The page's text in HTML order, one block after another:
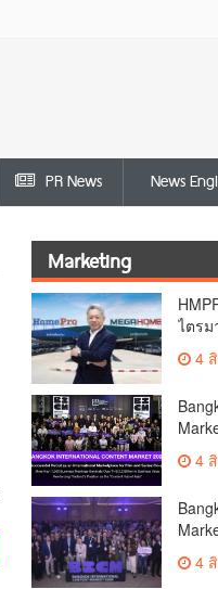
PR News News
Marketing
ไตรม
เศร
สาขา
4
Over
4
ตลา
ภาพย
4